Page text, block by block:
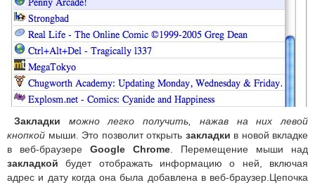
Закладки
можно легко получить, нажав на них левой
кнопкой мыши. Это позволит открыть закладки в новой вкладке
в веб-браузере Google Chrome . Перемещение мыши над
закладкой будет отображать информацию о ней, включая
адрес и дату когда она была добавлена в веб-браузер.Цепочка